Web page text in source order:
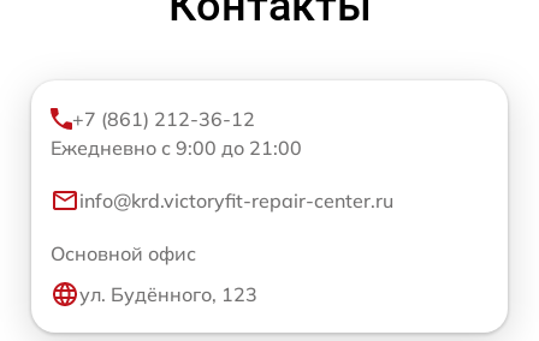
+7 (861) 212-36-12
Ежедневно с 9:00 до 21:00
info@krd.victoryfit-repair-center.ru
Основной офис
ул. Будённого, 123